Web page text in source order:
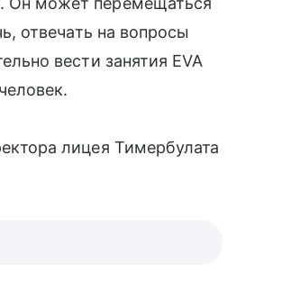
отвечать на вопросы
вести занятия EVA
лицея Тимербулата